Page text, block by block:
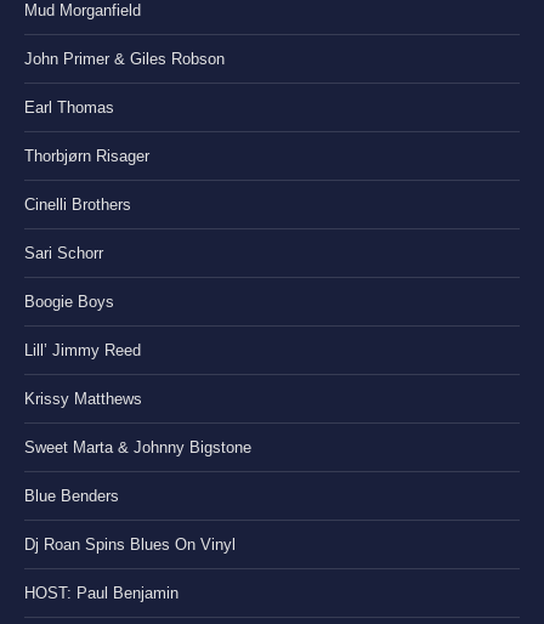
Mud Morganfield
John Primer & Giles Robson
Earl Thomas
Thorbjørn Risager
Cinelli Brothers
Sari Schorr
Boogie Boys
Lill’ Jimmy Reed
Krissy Matthews
Sweet Marta & Johnny Bigstone
Blue Benders
Dj Roan Spins Blues On Vinyl
HOST: Paul Benjamin